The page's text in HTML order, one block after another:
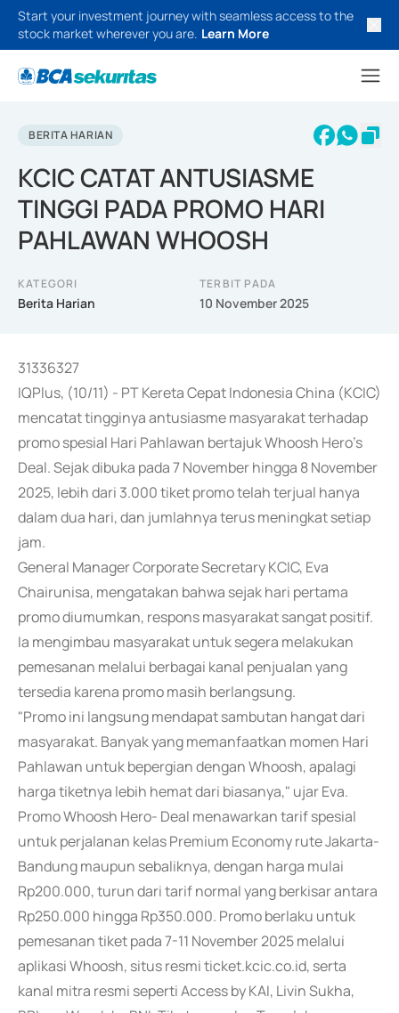
Start your investment journey with seamless access to the
stock market wherever you are. Learn More
BERITA HARIAN
KCIC CATAT ANTUSIASME
TINGGI PADA PROMO HARI
PAHLAWAN WHOOSH
KATEGORI
Berita Harian
TERBIT PADA
10 November 2025
31336327
IQPlus, (10/11) - PT Kereta Cepat Indonesia China (KCIC)
mencatat tingginya antusiasme masyarakat terhadap
promo spesial Hari Pahlawan bertajuk Whoosh Hero's
Deal. Sejak dibuka pada 7 November hingga 8 November
2025, lebih dari 3.000 tiket promo telah terjual hanya
dalam dua hari, dan jumlahnya terus meningkat setiap
jam.
General Manager Corporate Secretary KCIC, Eva
Chairunisa, mengatakan bahwa sejak hari pertama
promo diumumkan, respons masyarakat sangat positif.
Ia mengimbau masyarakat untuk segera melakukan
pemesanan melalui berbagai kanal penjualan yang
tersedia karena promo masih berlangsung.
"Promo ini langsung mendapat sambutan hangat dari
masyarakat. Banyak yang memanfaatkan momen Hari
Pahlawan untuk bepergian dengan Whoosh, apalagi
harga tiketnya lebih hemat dari biasanya," ujar Eva.
Promo Whoosh Hero- Deal menawarkan tarif spesial
untuk perjalanan kelas Premium Economy rute Jakarta-
Bandung maupun sebaliknya, dengan harga mulai
Rp200.000, turun dari tarif normal yang berkisar antara
Rp250.000 hingga Rp350.000. Promo berlaku untuk
pemesanan tiket pada 7-11 November 2025 melalui
aplikasi Whoosh, situs resmi ticket.kcic.co.id, serta
kanal mitra resmi seperti Access by KAI, Livin Sukha,